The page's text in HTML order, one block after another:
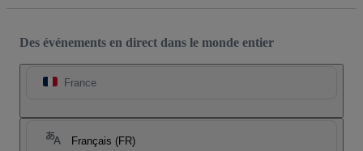
Des événements en direct dans le monde entier
France
Français (FR)